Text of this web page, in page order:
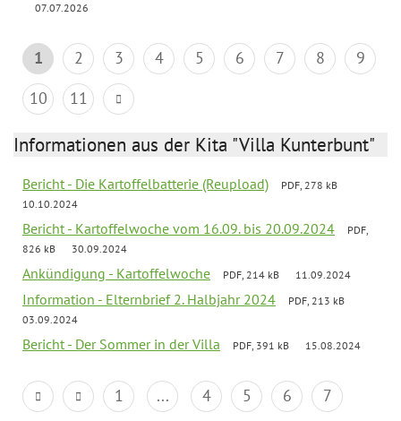
07.07.2026
1 2 3 4 5 6 7 8
9
10
11
Informationen aus der Kita "Villa Kunterbunt"
Bericht - Die Kartoffelbatterie (Reupload)
PDF, 278 kB
10.10.2024
Bericht - Kartoffelwoche vom 16.09. bis 20.09.2024
PDF,
826 kB
30.09.2024
Ankündigung - Kartoffelwoche PDF, 214 kB 11.09.2024
Information - Elternbrief 2. Halbjahr 2024
PDF, 213 kB
03.09.2024
Bericht - Der Sommer in der Villa PDF, 391 kB 15.08.2024
1 ... 4 5 6 7